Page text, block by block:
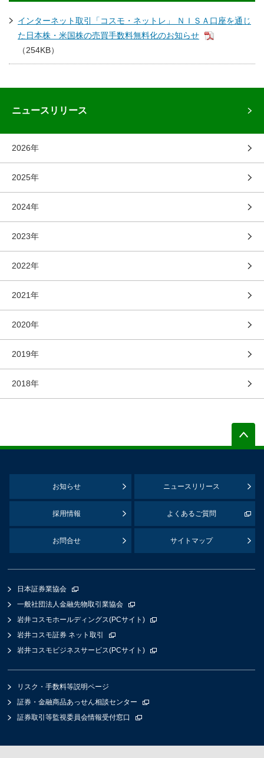
インターネット取引「コスモ・ネットレ」 ＮＩＳＡ口座を通じ
た日本株・米国株の売買手数料無料化のお知らせ
（254KB）
ニュースリリース
2026年
2025年
2024年
2023年
2022年
2021年
2020年
2019年
2018年
お知らせ ニュースリリース
採用情報 よくあるご質問
お問合せ サイトマップ
日本証券業協会
一般社団法人金融先物取引業協会
岩井コスモホールディングス(PCサイト)
岩井コスモ証券 ネット取引
岩井コスモビジネスサービス(PCサイト)
リスク・手数料等説明ページ
証券・金融商品あっせん相談センター
証券取引等監視委員会情報受付窓口